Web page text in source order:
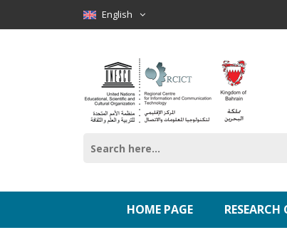
English
HOME PAGE RESEARCH